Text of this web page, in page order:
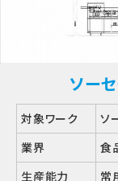
ソー
対象ワーク
ソ
業界
食
生産能力
常